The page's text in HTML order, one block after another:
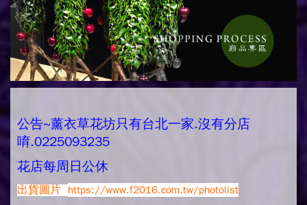
公告~薰衣草花坊只有台北一家.沒有分店
唷.0225093235
花店每周日公休
出貨圖片 https://www.f2016.com.tw/photolist